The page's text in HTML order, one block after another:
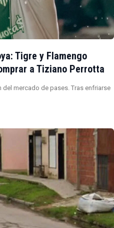
Tigre y Flamengo
a Tiziano Perrotta
del mercado de pases. Tras enfriarse